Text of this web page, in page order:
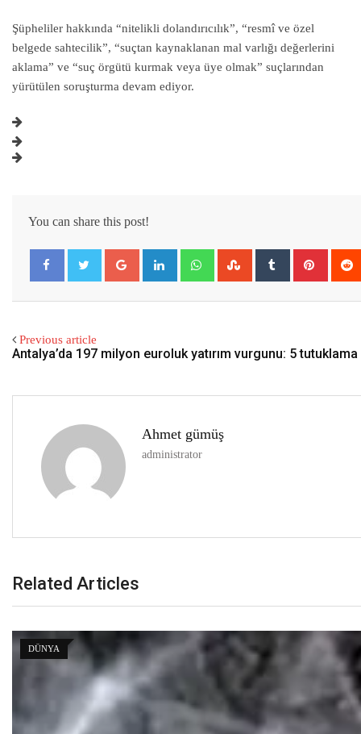
Şüpheliler hakkında “nitelikli dolandırıcılık”, “resmî ve özel
belgede sahtecilik”, “suçtan kaynaklanan mal varlığı değerlerini
aklama” ve “suç örgütü kurmak veya üye olmak” suçlarından
yürütülen soruşturma devam ediyor.
You can share this post!
Previous article
Antalya’da 197 milyon euroluk yatırım vurgunu: 5
Ahmet gümüş
administrator
Related Articles
DÜNYA